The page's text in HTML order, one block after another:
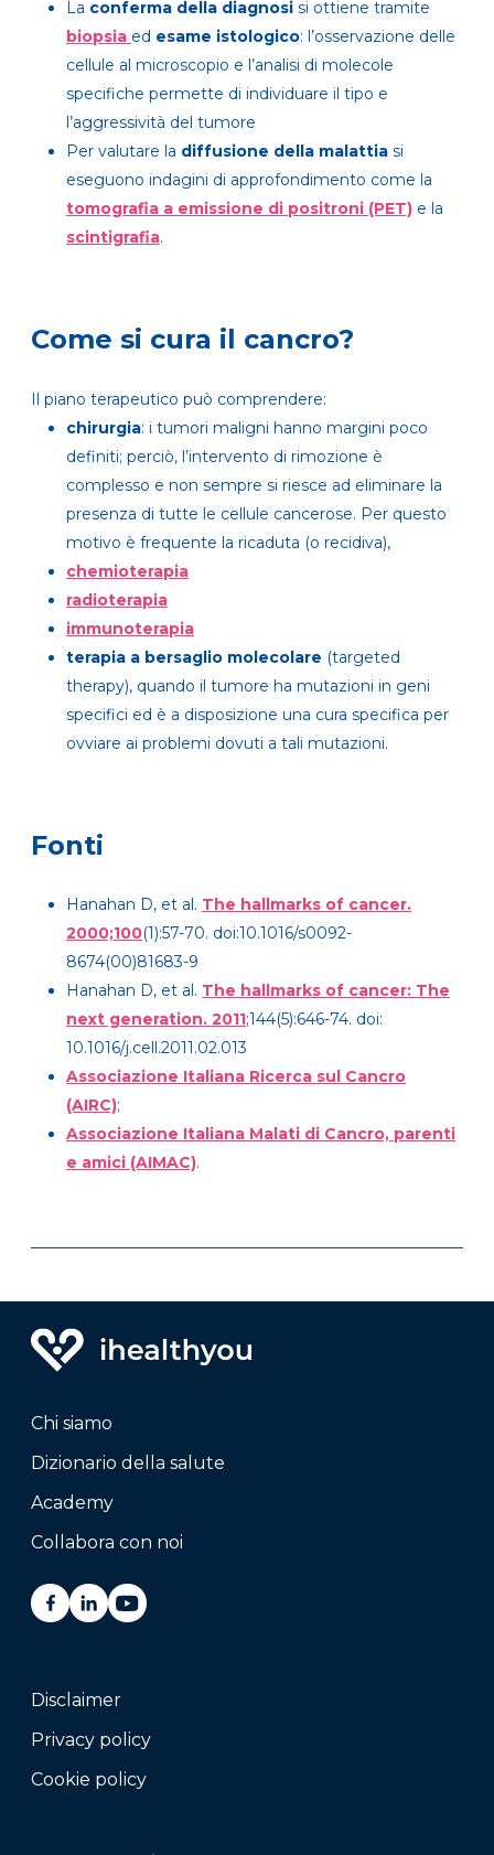
La conferma della diagnosi si ottiene tramite
biopsia ed esame istologico: l’osservazione delle
cellule al microscopio e l’analisi di molecole
specifiche permette di individuare il tipo e
l’aggressività del tumore
Per valutare la diffusione della malattia si
eseguono indagini di approfondimento come la
tomografia a emissione di positroni (PET) e la
scintigrafia.
Come si cura il cancro?
Il piano terapeutico può comprendere:
chirurgia: i tumori maligni hanno margini poco
definiti; perciò, l’intervento di rimozione è
complesso e non sempre si riesce ad eliminare la
presenza di tutte le cellule cancerose. Per questo
motivo è frequente la ricaduta (o recidiva),
chemioterapia
radioterapia
immunoterapia
terapia a bersaglio molecolare (targeted
therapy), quando il tumore ha mutazioni in geni
specifici ed è a disposizione una cura specifica per
ovviare ai problemi dovuti a tali mutazioni.
Fonti
Hanahan D, et al. The hallmarks of cancer.
2000;100(1):57-70. doi:10.1016/s0092-
8674(00)81683-9
Hanahan D, et al. The hallmarks of cancer: The
next generation. 2011;144(5):646-74. doi:
10.1016/j.cell.2011.02.013
Associazione Italiana Ricerca sul Cancro
(AIRC);
Associazione Italiana Malati di Cancro, parenti
e amici (AIMAC).
Chi siamo
Dizionario della salute
Academy
Collabora con noi
Disclaimer
Privacy policy
Cookie policy